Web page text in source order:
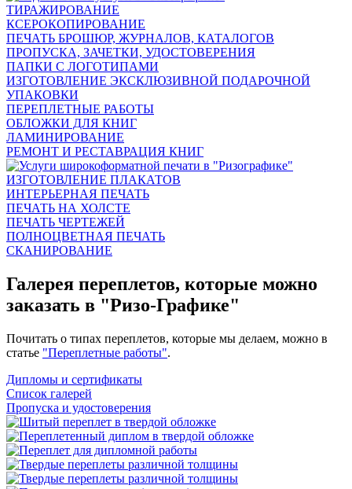
ТИРАЖИРОВАНИЕ
КСЕРОКОПИРОВАНИЕ
ПЕЧАТЬ БРОШЮР, ЖУРНАЛОВ, КАТАЛОГОВ
ПРОПУСКА, ЗАЧЕТКИ, УДОСТОВЕРЕНИЯ
ПАПКИ С ЛОГОТИПАМИ
ИЗГОТОВЛЕНИЕ ЭКСКЛЮЗИВНОЙ ПОДАРОЧНОЙ
УПАКОВКИ
ПЕРЕПЛЕТНЫЕ РАБОТЫ
ОБЛОЖКИ ДЛЯ КНИГ
ЛАМИНИРОВАНИЕ
РЕМОНТ И РЕСТАВРАЦИЯ КНИГ
ИЗГОТОВЛЕНИЕ ПЛАКАТОВ
ИНТЕРЬЕРНАЯ ПЕЧАТЬ
ПЕЧАТЬ НА ХОЛСТЕ
ПЕЧАТЬ ЧЕРТЕЖЕЙ
ПОЛНОЦВЕТНАЯ ПЕЧАТЬ
СКАНИРОВАНИЕ
Галерея переплетов, которые можно
заказать в "Ризо-Графике"
Почитать о типах переплетов, которые мы делаем, можно в
статье "Переплетные работы".
Дипломы и сертификаты
Список галерей
Пропуска и удостоверения